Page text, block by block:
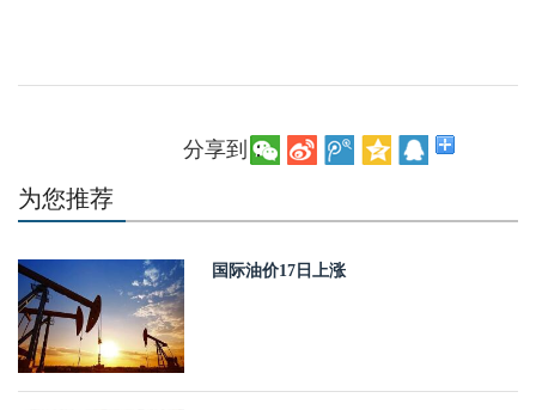
分享到：
为您推荐
国际油价17日上涨